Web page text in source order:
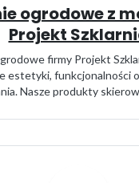
ogrodowe z
Projekt
firmy Projekt
estetyki, funkcjonalności
Nasze produkty